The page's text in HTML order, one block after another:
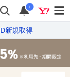
i
新規取得